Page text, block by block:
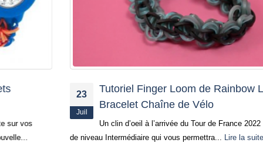
Tutoriel Finger Loom de Rainbow Loom :
Bracelet Chaîne de Vélo
Un clin d’oeil à l’arrivée du Tour de France 2022 avec ce tutoriel
de niveau Intermédiaire qui vous permettra... Lire la suite